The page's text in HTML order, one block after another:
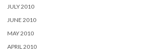
JULY 2010
JUNE 2010
MAY 2010
APRIL 2010